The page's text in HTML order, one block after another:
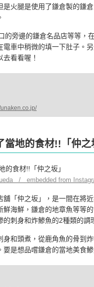
是火腿是使用了鎌倉製的鎌
的旁邊的鎌倉名品店等等，
電車中稍微的填一下肚子。
看看喔！
地的食材!!「仲之
/ embedded from
舖「仲之坂」，是一間在將
鮮海鮮，鎌倉的地章魚等等
的刺身和炸鯵魚的2種類的
身和頭煮，從鹿角魚的骨到
是想品嚐鎌倉的當地美食